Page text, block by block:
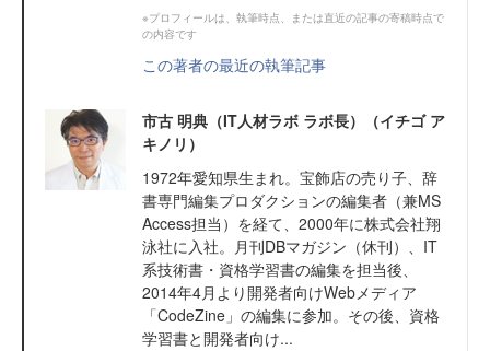
※プロフィールは、執筆時点、または直近の記事の寄稿時点で
の内容です
この著者の最近の執筆記事
市古 明典（IT人材ラボ ラボ長）（イチゴ ア
キノリ）
1972年愛知県生まれ。宝飾店の売り子、辞
書専門編集プロダクションの編集者（兼MS
Access担当）を経て、2000年に株式会社翔
泳社に入社。月刊DBマガジン（休刊）、IT
系技術書・資格学習書の編集を担当後、
2014年4月より開発者向けWebメディア
「CodeZine」の編集に参加。その後、資格
学習書と開発者向け...